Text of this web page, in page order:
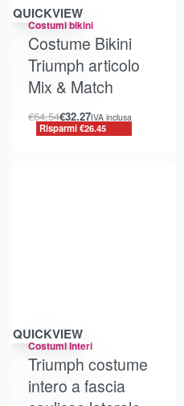
Risparmi €26.45
QUICKVIEW
Costumi bikini
Costume Bikini
Triumph articolo
Mix & Match
€64.54€32.27IVA inclusa
Risparmi €26.45
QUICKVIEW
Costumi Interi
Triumph costume
intero a fascia